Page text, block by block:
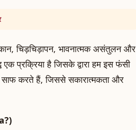
चिड़चिड़ापन, भावनात्मक असंतुलन और
एक प्रक्रिया है जिसके द्वारा हम इस फंसी
करते हैं, जिससे सकारात्मकता और